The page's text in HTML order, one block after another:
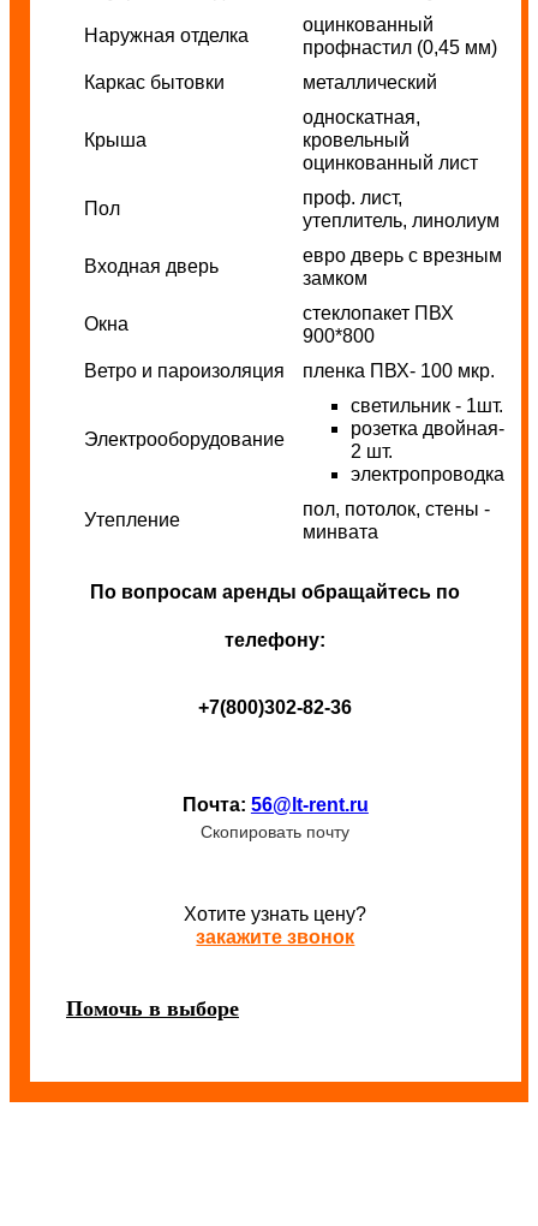
Наружная отделка
оцинкованный
профнастил (0,45 мм)
Каркас бытовки
металлический
Крыша
односкатная,
кровельный
оцинкованный лист
Пол
проф. лист,
утеплитель, линолиум
Входная дверь
евро дверь с врезным
замком
Окна
стеклопакет ПВХ
900*800
Ветро и пароизоляция
пленка ПВХ- 100 мкр.
Электрооборудование
светильник - 1шт.
розетка двойная-
2 шт.
электропроводка
Утепление
пол, потолок, стены -
минвата
По вопросам аренды обращайтесь по
телефону:
+7(800)302-82-36
Почта: 56@lt-rent.ru
Скопировать почту
Хотите узнать цену?
закажите звонок
Помочь в выборе